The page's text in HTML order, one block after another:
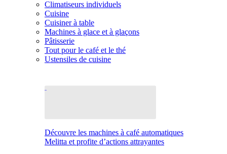
Climatiseurs individuels
Cuisine
Cuisiner à table
Machines à glace et à glaçons
Pâtisserie
Tout pour le café et le thé
Ustensiles de cuisine
Découvre les machines à café automatiques
Melitta et profite d’actions attrayantes